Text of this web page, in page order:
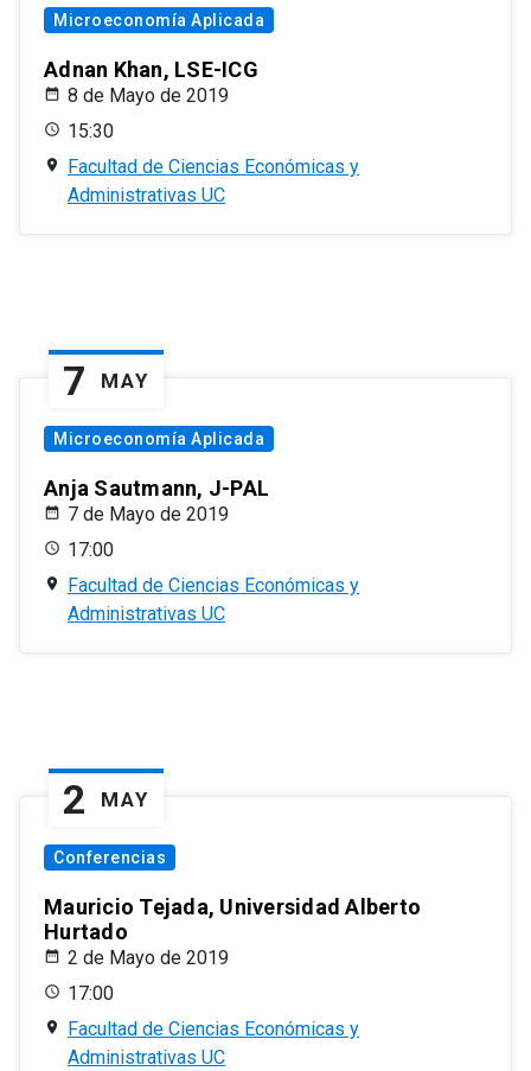
Microeconomía Aplicada
Adnan Khan, LSE-ICG
8 de Mayo de 2019
15:30
Facultad de Ciencias Económicas y
Administrativas UC
7 MAY
Microeconomía Aplicada
Anja Sautmann, J-PAL
7 de Mayo de 2019
17:00
Facultad de Ciencias Económicas y
Administrativas UC
2 MAY
Conferencias
Mauricio Tejada, Universidad Alberto
Hurtado
2 de Mayo de 2019
17:00
Facultad de Ciencias Económicas y
Administrativas UC